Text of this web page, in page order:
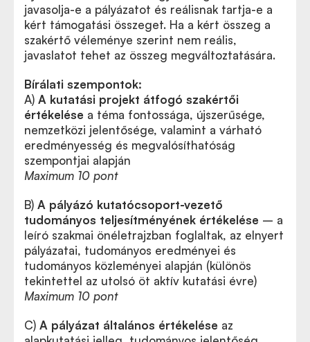
javasolja-e a pályázatot és reálisnak tartja-e a
kért támogatási összeget. Ha a kért összeg a
szakértő véleménye szerint nem reális,
javaslatot tehet az összeg megváltoztatására.
Bírálati szempontok:
A) A kutatási projekt átfogó szakértői
értékelése a téma fontossága, újszerűsége,
nemzetközi jelentősége, valamint a várható
eredményesség és megvalósíthatóság
szempontjai alapján
Maximum 10 pont
B) A pályázó kutatócsoport-vezető
tudományos teljesítményének értékelése – a
leíró szakmai önéletrajzban foglaltak, az elnyert
pályázatai, tudományos eredményei és
tudományos közleményei alapján (különös
tekintettel az utolsó öt aktív kutatási évre)
Maximum 10 pont
C) A pályázat általános értékelése az